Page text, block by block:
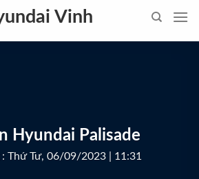
Vinh
Hyundai Palisade
: Thứ Tư, 06/09/2023 | 11:31